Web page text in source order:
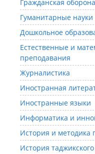
Гражданская
Гуманитарные
Дошкольное
Естественные и
преподавания
Журналистика
Иностранная
Иностранные языки
Информатика и
История и методика
История